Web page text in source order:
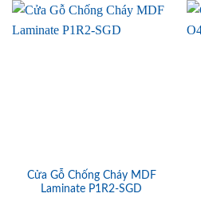
Cửa Gỗ Chống Cháy MDF
Laminate P1R2-SGD